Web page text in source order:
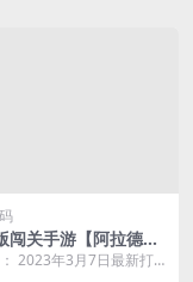
闯关手游【阿拉德之
觉版本】打包Linux
2023年3月7日最新打
端源码视频架设教程-完